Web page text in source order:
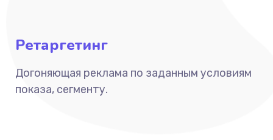
Ретаргетинг
Догоняющая реклама по заданным условиям
показа, сегменту.